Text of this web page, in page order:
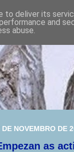
DE NOVEMBRO DE
as
to deliver its
and
abuse.